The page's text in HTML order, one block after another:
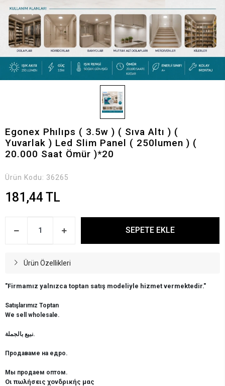
Egonex Phılıps ( 3.5w ) ( Sıva Altı ) (
Yuvarlak ) Led Slim Panel ( 250lumen ) (
20.000 Saat Ömür )*20
Ürün Kodu: 36265
181,44 TL
SEPETE EKLE
Ürün Özellikleri
"Firmamız yalnızca toptan satış modeliyle hizmet vermektedir."
Satışlarımız Toptan
We sell wholesale.
نبيع بالجملة.
Продаваме на едро.
Мы продаем оптом.
Οι πωλήσεις χονδρικής μας